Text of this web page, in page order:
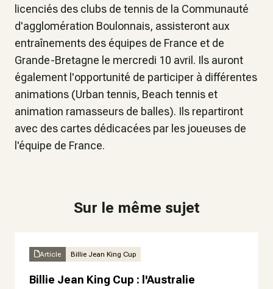
licenciés des clubs de tennis de la Communauté
d'agglomération Boulonnais, assisteront aux
entraînements des équipes de France et de
Grande-Bretagne le mercredi 10 avril. Ils auront
également l'opportunité de participer à différentes
animations (Urban tennis, Beach tennis et
animation ramasseurs de balles). Ils repartiront
avec des cartes dédicacées par les joueuses de
l'équipe de France.
Sur le même sujet
Article Billie Jean King Cup
Billie Jean King Cup : l'Australie